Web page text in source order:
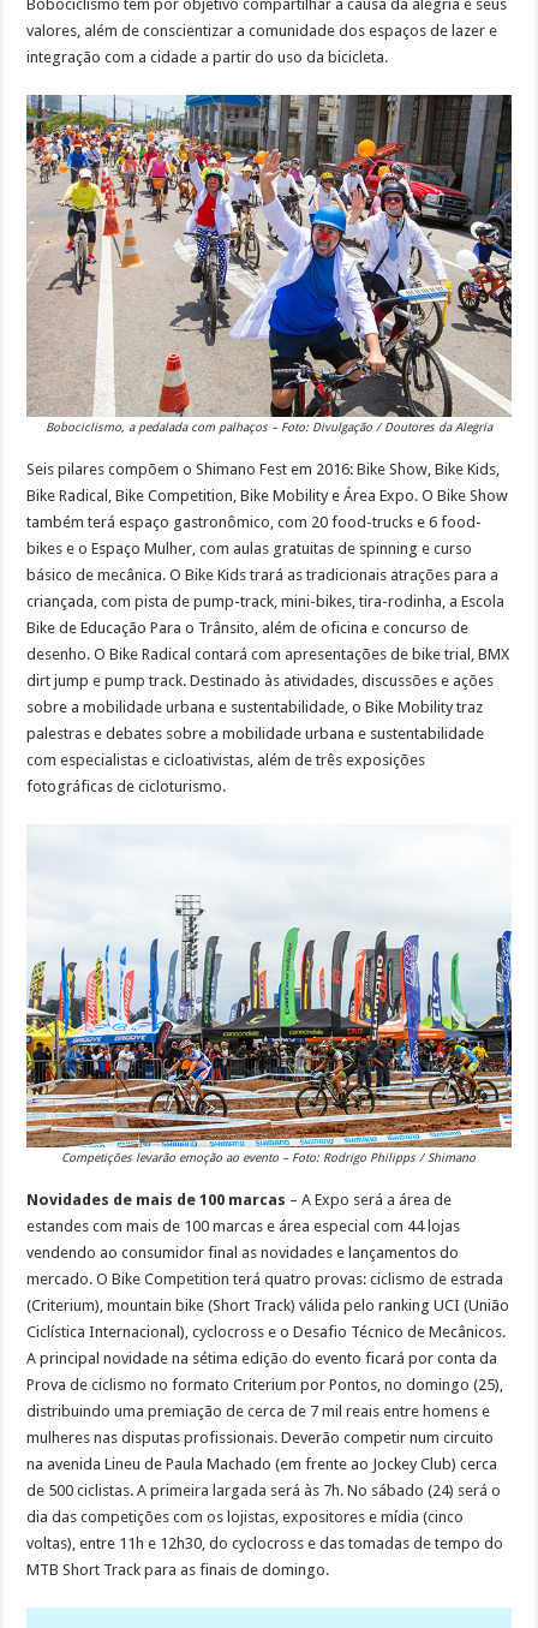
Bobociclismo tem por objetivo compartilhar a causa da alegria e seus
valores, além de conscientizar a comunidade dos espaços de lazer e
integração com a cidade a partir do uso da bicicleta.
Bobociclismo, a pedalada com palhaços – Foto: Divulgação / Doutores da Alegria
Seis pilares compõem o Shimano Fest em 2016: Bike Show, Bike Kids,
Bike Radical, Bike Competition, Bike Mobility e Área Expo. O Bike Show
também terá espaço gastronômico, com 20 food-trucks e 6 food-
bikes e o Espaço Mulher, com aulas gratuitas de spinning e curso
básico de mecânica. O Bike Kids trará as tradicionais atrações para a
criançada, com pista de pump-track, mini-bikes, tira-rodinha, a Escola
Bike de Educação Para o Trânsito, além de oficina e concurso de
desenho. O Bike Radical contará com apresentações de bike trial, BMX
dirt jump e pump track. Destinado às atividades, discussões e ações
sobre a mobilidade urbana e sustentabilidade, o Bike Mobility traz
palestras e debates sobre a mobilidade urbana e sustentabilidade
com especialistas e cicloativistas, além de três exposições
fotográficas de cicloturismo.
Competições levarão emoção ao evento – Foto: Rodrigo Philipps / Shimano
Novidades de mais de 100 marcas – A Expo será a área de
estandes com mais de 100 marcas e área especial com 44 lojas
vendendo ao consumidor final as novidades e lançamentos do
mercado. O Bike Competition terá quatro provas: ciclismo de estrada
(Criterium), mountain bike (Short Track) válida pelo ranking UCI (União
Ciclística Internacional), cyclocross e o Desafio Técnico de Mecânicos.
A principal novidade na sétima edição do evento ficará por conta da
Prova de ciclismo no formato Criterium por Pontos, no domingo (25),
distribuindo uma premiação de cerca de 7 mil reais entre homens e
mulheres nas disputas profissionais. Deverão competir num circuito
na avenida Lineu de Paula Machado (em frente ao Jockey Club) cerca
de 500 ciclistas. A primeira largada será às 7h. No sábado (24) será o
dia das competições com os lojistas, expositores e mídia (cinco
voltas), entre 11h e 12h30, do cyclocross e das tomadas de tempo do
MTB Short Track para as finais de domingo.